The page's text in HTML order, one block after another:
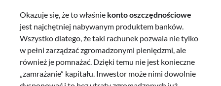
Okazuje się, że to właśnie konto oszczędnościowe
jest najchętniej nabywanym produktem banków.
Wszystko dlatego, że taki rachunek pozwala nie tylko
w pełni zarządzać zgromadzonymi pieniędzmi, ale
również je pomnażać. Dzięki temu nie jest konieczne
„zamrażanie” kapitału. Inwestor może nimi dowolnie